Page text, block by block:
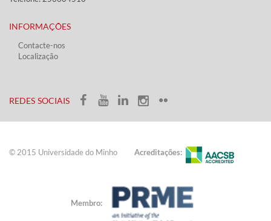
INFORMAÇÕES
Contacte-nos
Localização
​REDES SOCIAIS​​
© 2015 Universidade do ​Minho​​​ Acreditações:
Membro: